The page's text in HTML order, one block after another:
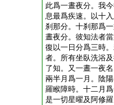
此爲一晝夜分。我
息最爲疾速。以十
刹那分。十刹那爲
晝夜分。彼知法者
復以一日分爲三時
者。所有坐臥洗浴
了知。又一晝一夜
兩半月爲一月。陰
羅睺障時。十二月
是一切星曜及阿修